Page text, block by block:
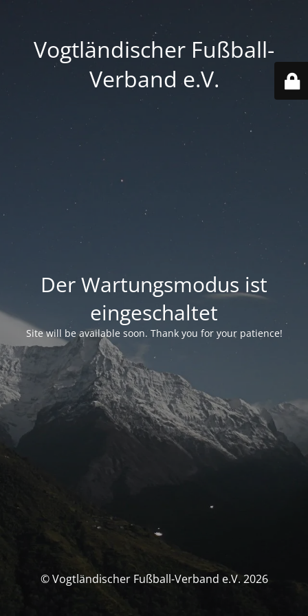
Vogtländischer Fußball-
Verband e.V.
Der Wartungsmodus ist
eingeschaltet
Site will be available soon. Thank you for your patience!
© Vogtländischer Fußball-Verband e.V. 2026